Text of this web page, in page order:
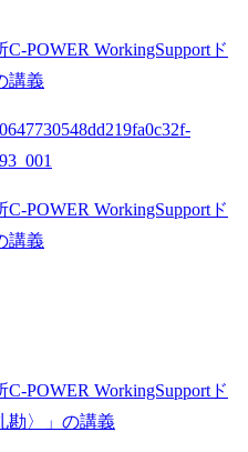
POWER WorkingSupportド
講義
POWER WorkingSupportド
講義
POWER WorkingSupportド
勘〉」の講義